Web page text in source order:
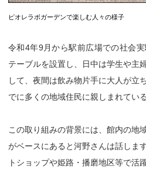
ピオレラボガーデンで楽しむ人々の様子
令和4年9月から駅前広場での社会
テーブルを設置し、日中は学生や主
して、夜間は飲み物片手に大人が立
でに多くの地域住民に親しまれてい
この取り組みの背景には、館内の地
がベースにあると河野さんは話しま
トショップや姫路・播磨地区等で活